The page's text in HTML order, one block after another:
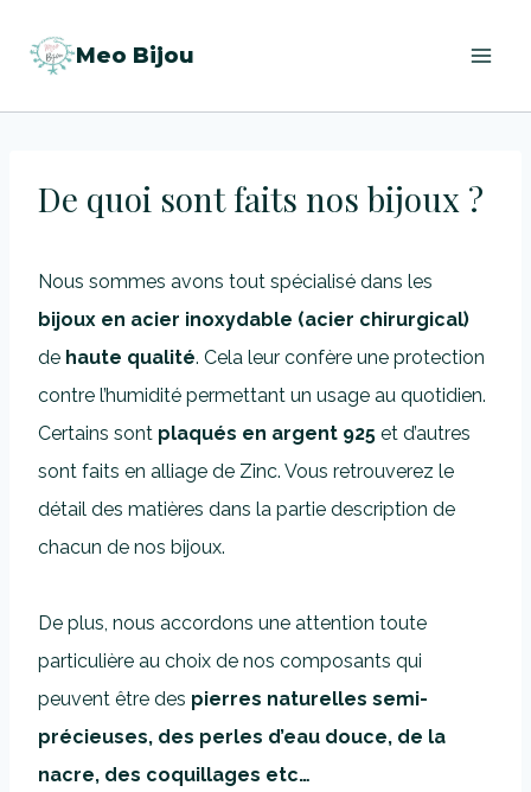
Meo Bijou
De quoi sont faits nos bijoux ?
Nous sommes avons tout spécialisé dans les
bijoux en acier inoxydable (acier chirurgical)
de haute qualité. Cela leur confère une protection
contre l’humidité permettant un usage au quotidien.
Certains sont plaqués en argent 925 et d’autres
sont faits en alliage de Zinc. Vous retrouverez le
détail des matières dans la partie description de
chacun de nos bijoux.
De plus, nous accordons une attention toute
particulière au choix de nos composants qui
peuvent être des pierres naturelles semi-
précieuses, des perles d’eau douce, de la
nacre, des coquillages etc…